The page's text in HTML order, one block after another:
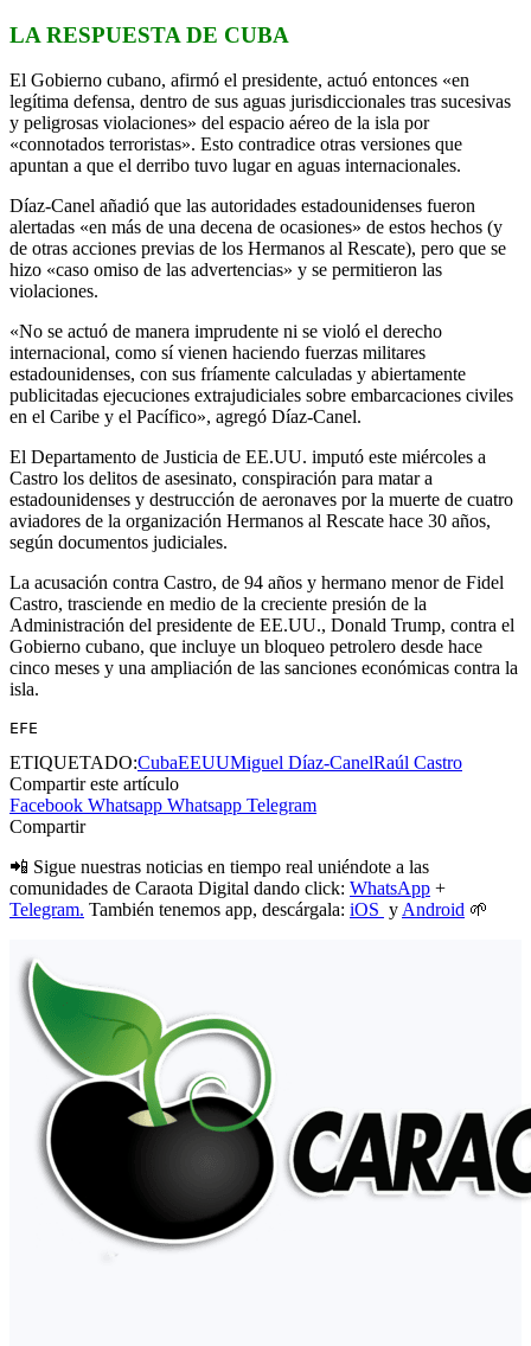
LA RESPUESTA DE CUBA
El Gobierno cubano, afirmó el presidente, actuó entonces «en
legítima defensa, dentro de sus aguas jurisdiccionales tras sucesivas
y peligrosas violaciones» del espacio aéreo de la isla por
«connotados terroristas». Esto contradice otras versiones que
apuntan a que el derribo tuvo lugar en aguas internacionales.
Díaz-Canel añadió que las autoridades estadounidenses fueron
alertadas «en más de una decena de ocasiones» de estos hechos (y
de otras acciones previas de los Hermanos al Rescate), pero que se
hizo «caso omiso de las advertencias» y se permitieron las
violaciones.
«No se actuó de manera imprudente ni se violó el derecho
internacional, como sí vienen haciendo fuerzas militares
estadounidenses, con sus fríamente calculadas y abiertamente
publicitadas ejecuciones extrajudiciales sobre embarcaciones civiles
en el Caribe y el Pacífico», agregó Díaz-Canel.
El Departamento de Justicia de EE.UU. imputó este miércoles a
Castro los delitos de asesinato, conspiración para matar a
estadounidenses y destrucción de aeronaves por la muerte de cuatro
aviadores de la organización Hermanos al Rescate hace 30 años,
según documentos judiciales.
La acusación contra Castro, de 94 años y hermano menor de Fidel
Castro, trasciende en medio de la creciente presión de la
Administración del presidente de EE.UU., Donald Trump, contra el
Gobierno cubano, que incluye un bloqueo petrolero desde hace
cinco meses y una ampliación de las sanciones económicas contra la
isla.
EFE
ETIQUETADO:CubaEEUUMiguel Díaz-CanelRaúl Castro
Compartir este artículo
Facebook Whatsapp Whatsapp Telegram
Compartir
📲 Sigue nuestras noticias en tiempo real uniéndote a las
comunidades de Caraota Digital dando click: WhatsApp +
Telegram. También tenemos app, descárgala: iOS y Android 🌱